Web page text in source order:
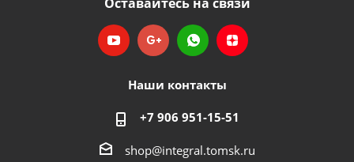
Наши контакты
+7 906 951-15-51
shop@integral.tomsk.ru